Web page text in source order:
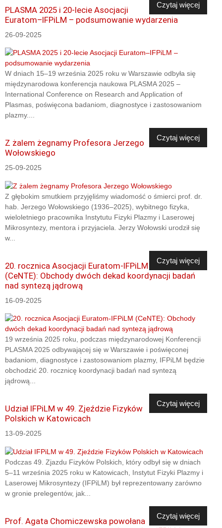
Czytaj więcej
PLASMA 2025 i 20-lecie Asocjacji
Euratom–IFPiLM – podsumowanie wydarzenia
26-09-2025
W dniach 15–19 września 2025 roku w Warszawie odbyła się
międzynarodowa konferencja naukowa PLASMA 2025 –
International Conference on Research and Application of
Plasmas, poświęcona badaniom, diagnostyce i zastosowaniom
plazmy....
Czytaj więcej
Z żalem żegnamy Profesora Jerzego
Wołowskiego
25-09-2025
Z głębokim smutkiem przyjęliśmy wiadomość o śmierci prof. dr.
hab. Jerzego Wołowskiego (1936–2025), wybitnego fizyka,
wieloletniego pracownika Instytutu Fizyki Plazmy i Laserowej
Mikrosyntezy, mentora i przyjaciela. Jerzy Wołowski urodził się
w...
Czytaj więcej
20. rocznica Asocjacji Euratom-IFPiLM
(CeNTE): Obchody dwóch dekad koordynacji badań
nad syntezą jądrową
16-09-2025
19 września 2025 roku, podczas międzynarodowej Konferencji
PLASMA 2025 odbywającej się w Warszawie i poświęconej
badaniom, diagnostyce i zastosowaniom plazmy, IFPiLM będzie
obchodzić 20. rocznicę koordynacji badań nad syntezą
jądrową...
Czytaj więcej
Udział IFPiLM w 49. Zjeździe Fizyków
Polskich w Katowicach
13-09-2025
Podczas 49. Zjazdu Fizyków Polskich, który odbył się w dniach
5–11 września 2025 roku w Katowicach, Instytut Fizyki Plazmy i
Laserowej Mikrosyntezy (IFPiLM) był reprezentowany zarówno
w gronie prelegentów, jak...
Czytaj więcej
Prof. Agata Chomiczewska powołana